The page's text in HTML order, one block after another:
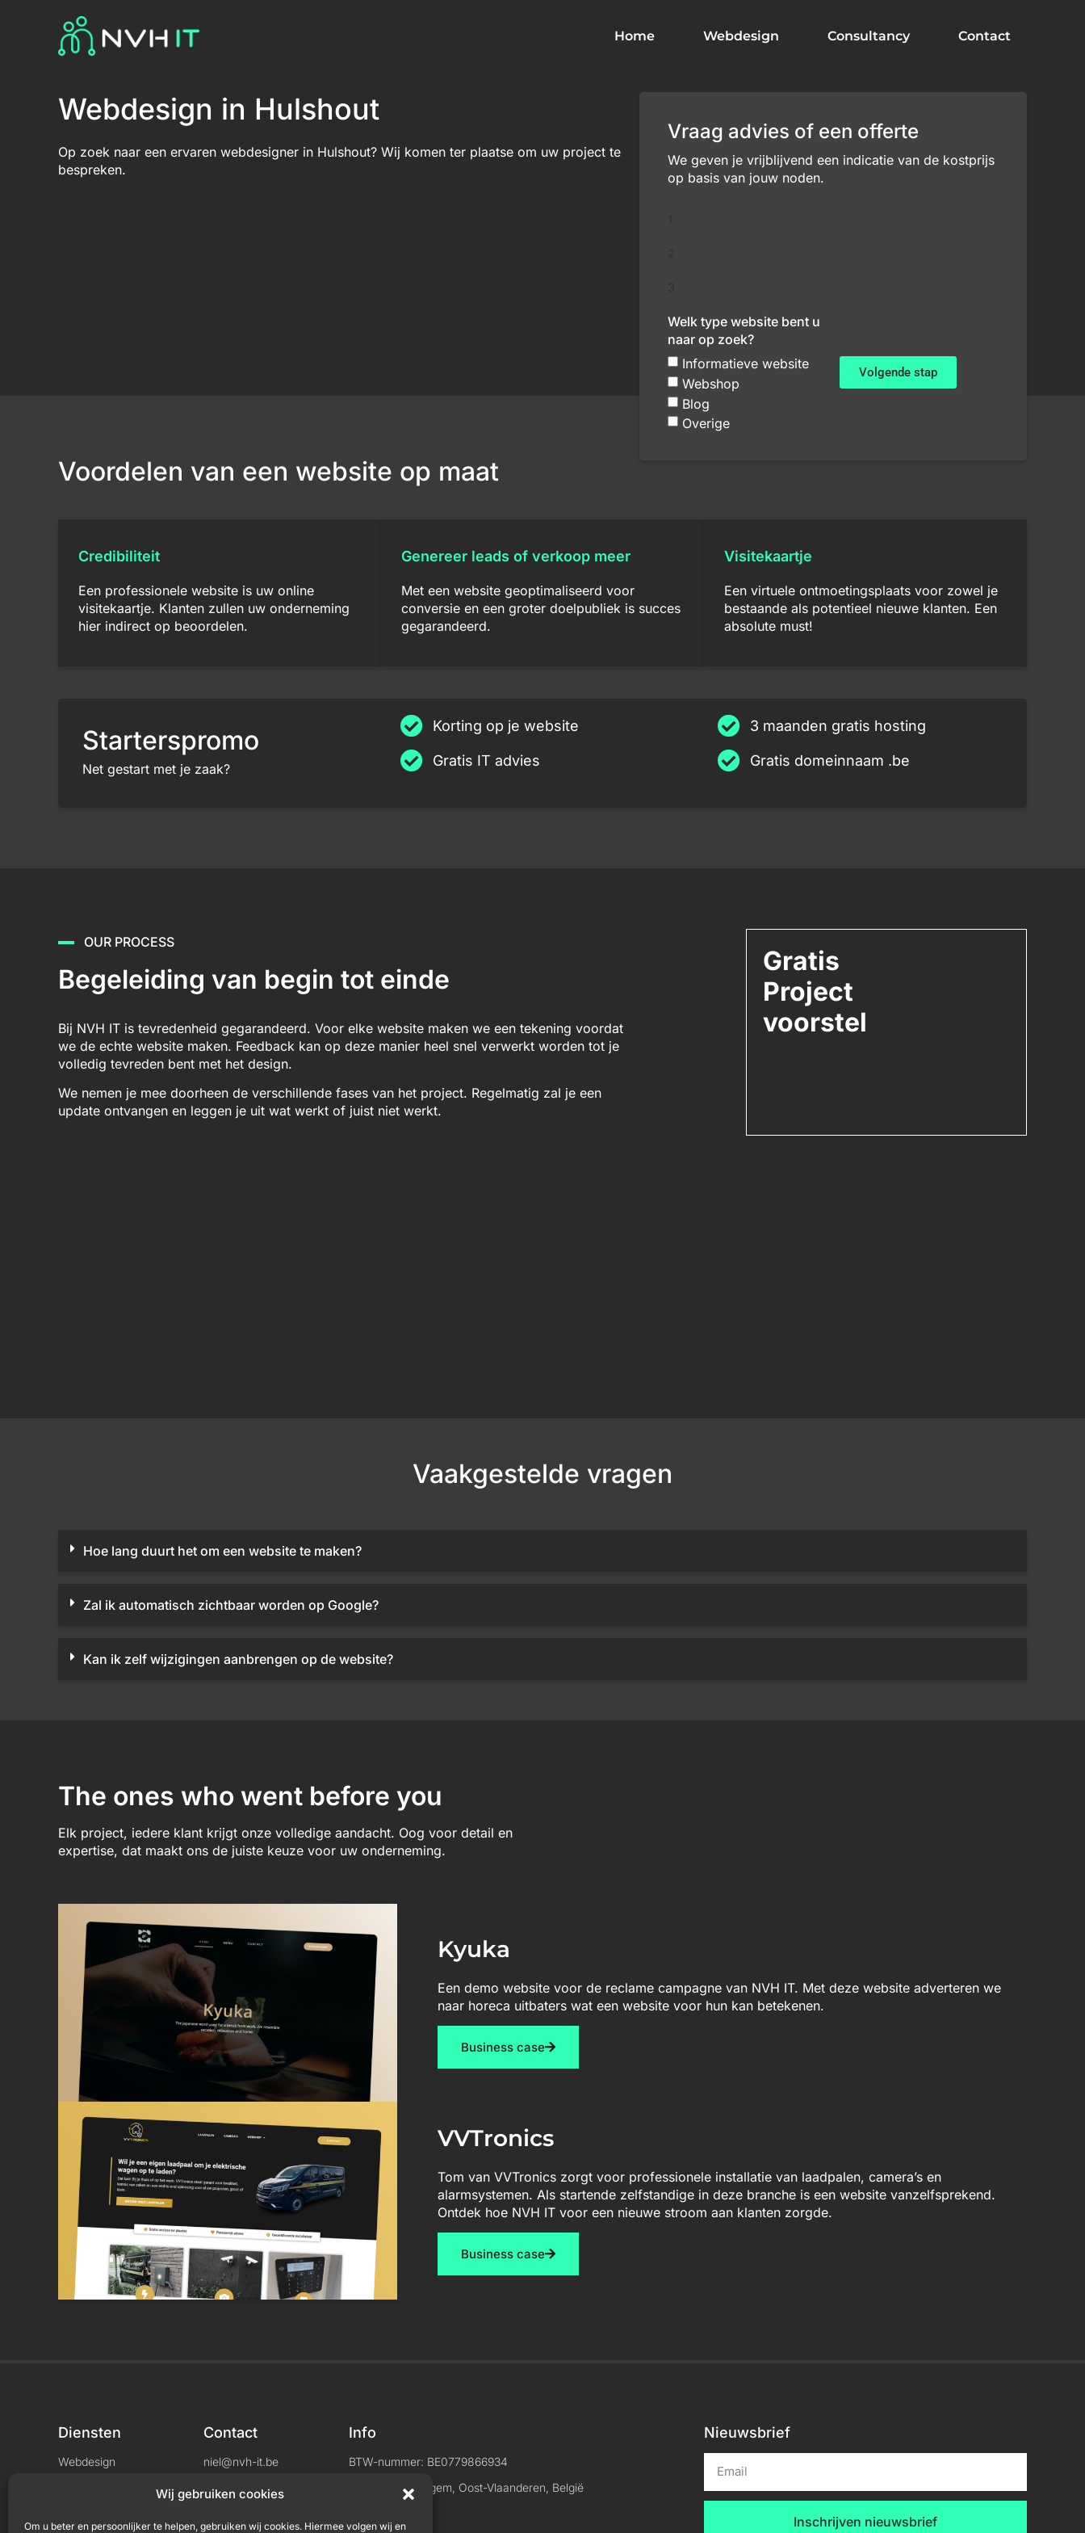
Wij gebruiken cookies
Om u beter en persoonlijker te helpen, gebruiken wij cookies. Hiermee volgen wij en
Home Webdesign Consultancy Contact
Webdesign in Hulshout
Op zoek naar een ervaren webdesigner in Hulshout? Wij komen ter plaatse om uw project te
bespreken.
Vraag advies of een offerte
We geven je vrijblijvend een indicatie van de kostprijs
op basis van jouw noden.
Welk type website bent u
naar op zoek?
Informatieve website
Webshop
Blog
Overige
Volgende stap
Voordelen van een website op maat
Credibiliteit
Een professionele website is uw online
visitekaartje. Klanten zullen uw onderneming
hier indirect op beoordelen.
Genereer leads of verkoop meer
Met een website geoptimaliseerd voor
conversie en een groter doelpubliek is succes
gegarandeerd.
Visitekaartje
Een virtuele ontmoetingsplaats voor zowel je
bestaande als potentieel nieuwe klanten. Een
absolute must!
Starterspromo
Net gestart met je zaak?
Korting op je website
Gratis IT advies
3 maanden gratis hosting
Gratis domeinnaam .be
OUR PROCESS
Begeleiding van begin tot einde
Bij NVH IT is tevredenheid gegarandeerd. Voor elke website maken we een tekening voordat
we de echte website maken. Feedback kan op deze manier heel snel verwerkt worden tot je
volledig tevreden bent met het design.
We nemen je mee doorheen de verschillende fases van het project. Regelmatig zal je een
update ontvangen en leggen je uit wat werkt of juist niet werkt.
Gratis
Project
voorstel
Vaakgestelde vragen
Hoe lang duurt het om een website te maken?
Zal ik automatisch zichtbaar worden op Google?
Kan ik zelf wijzigingen aanbrengen op de website?
The ones who went before you
Elk project, iedere klant krijgt onze volledige aandacht. Oog voor detail en
expertise, dat maakt ons de juiste keuze voor uw onderneming.
Kyuka
Een demo website voor de reclame campagne van NVH IT. Met deze website adverteren we
naar horeca uitbaters wat een website voor hun kan betekenen.
Business case
VVTronics
Tom van VVTronics zorgt voor professionele installatie van laadpalen, camera’s en
alarmsystemen. Als startende zelfstandige in deze branche is een website vanzelfsprekend.
Ontdek hoe NVH IT voor een nieuwe stroom aan klanten zorgde.
Business case
Diensten
Webdesign
Contact
niel@nvh-it.be
+32 456 04 33 71
Info
BTW-nummer: BE0779866934
Locatie: Maldegem, Oost-Vlaanderen, België
Nieuwsbrief
Inschrijven nieuwsbrief